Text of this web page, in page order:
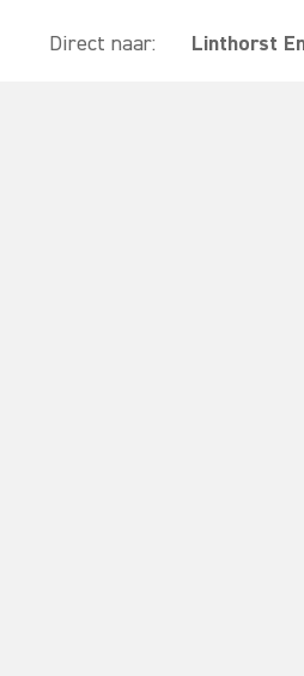
Direct naar: Linthorst